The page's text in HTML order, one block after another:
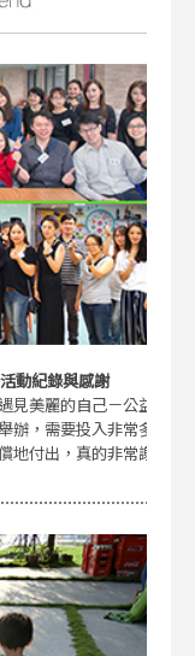
動紀錄與感謝
見美麗的自己－公益
辦，需要投入非常多
地付出，真的非常謝